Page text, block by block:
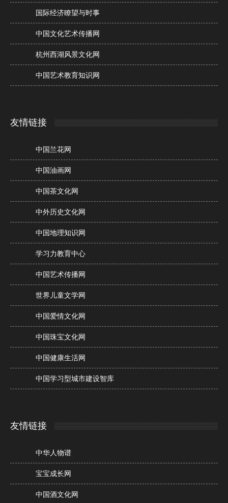
国际经济瞭望与时事
中国文化艺术传播网
杭州西湖风景文化网
中国艺术教育知识网
友情链接
中国兰花网
中国油画网
中国茶文化网
中外历史文化网
中国地理知识网
学习力教育中心
中国艺术传播网
世界儿童文学网
中国爱情文化网
中国珠宝文化网
中国健康生活网
中国学习型城市建设智库
友情链接
中华人物谱
宝宝成长网
中国酒文化网